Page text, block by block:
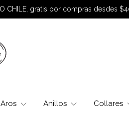
CHILE, gratis por compras desdes
Aros Anillos Collares